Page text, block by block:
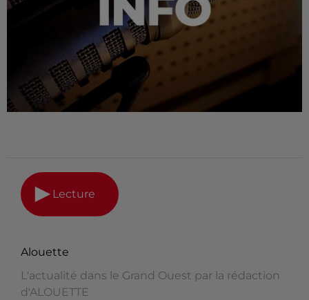
Lecture
Alouette
L'actualité dans le Grand Ouest par la rédaction
d'ALOUETTE